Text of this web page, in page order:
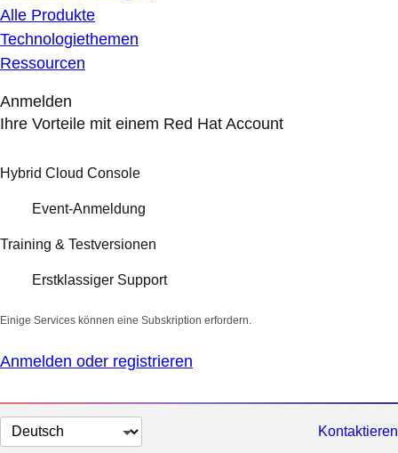
Alle Produkte
Technologiethemen
Ressourcen
Anmelden
Ihre Vorteile mit einem Red Hat Account
Hybrid Cloud Console
Event-Anmeldung
Training & Testversionen
Erstklassiger Support
Einige Services können eine Subskription erfordern.
Anmelden oder registrieren
Sprache
Kontaktieren